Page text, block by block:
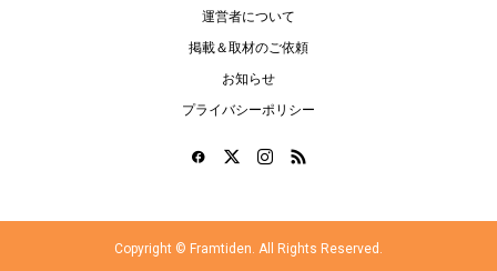
運営者について
掲載＆取材のご依頼
お知らせ
プライバシーポリシー
Copyright © Framtiden. All Rights Reserved.